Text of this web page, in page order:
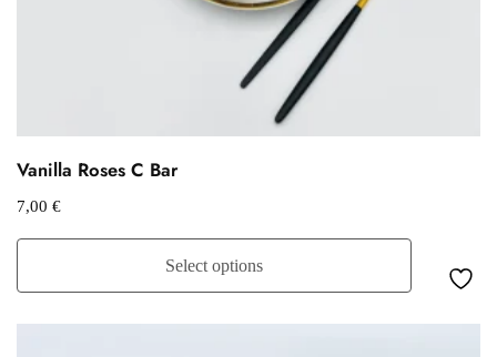
Vanilla Roses C Bar
7,00 €
Select options